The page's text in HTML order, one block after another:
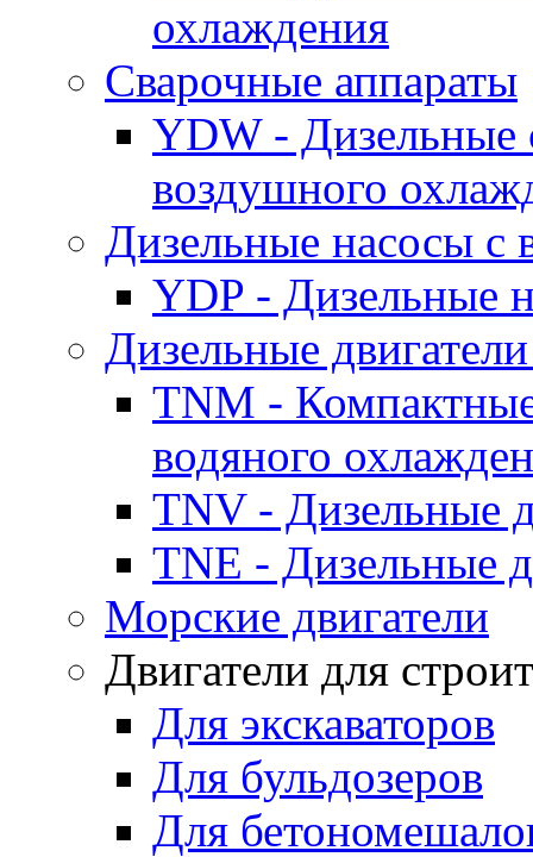
охлаждения
Cварочные аппараты
YDW - Дизельные
воздушного
Дизельные насосы
YDP - Дизельные
Дизельные
TNM -
водяного
TNV - Дизельные
TNE - Дизельные
Морские двигатели
Двигатели для
Для экскаваторов
Для бульдозеров
Для